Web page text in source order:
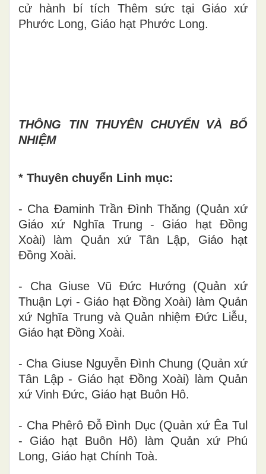
cử hành bí tích Thêm sức tại Giáo xứ
Phước Long, Giáo hạt Phước Long.
THÔNG TIN THUYÊN CHUYỂN VÀ BỔ
NHIỆM
* Thuyên chuyển Linh mục:
- Cha Đaminh Trần Đình Thăng (Quản xứ
Giáo xứ Nghĩa Trung - Giáo hạt Đồng
Xoài) làm Quản xứ Tân Lập, Giáo hạt
Đồng Xoài.
- Cha Giuse Vũ Đức Hướng (Quản xứ
Thuận Lợi - Giáo hạt Đồng Xoài) làm Quản
xứ Nghĩa Trung và Quản nhiệm Đức Liễu,
Giáo hạt Đồng Xoài.
- Cha Giuse Nguyễn Đình Chung (Quản xứ
Tân Lập - Giáo hạt Đồng Xoài) làm Quản
xứ Vinh Đức, Giáo hạt Buôn Hô.
- Cha Phêrô Đỗ Đình Dục (Quản xứ Êa Tul
- Giáo hạt Buôn Hô) làm Quản xứ Phú
Long, Giáo hạt Chính Toà.